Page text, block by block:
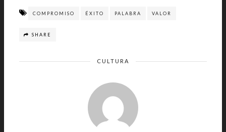
COMPROMISO ÉXITO PALABRA VALOR
SHARE
CULTURA